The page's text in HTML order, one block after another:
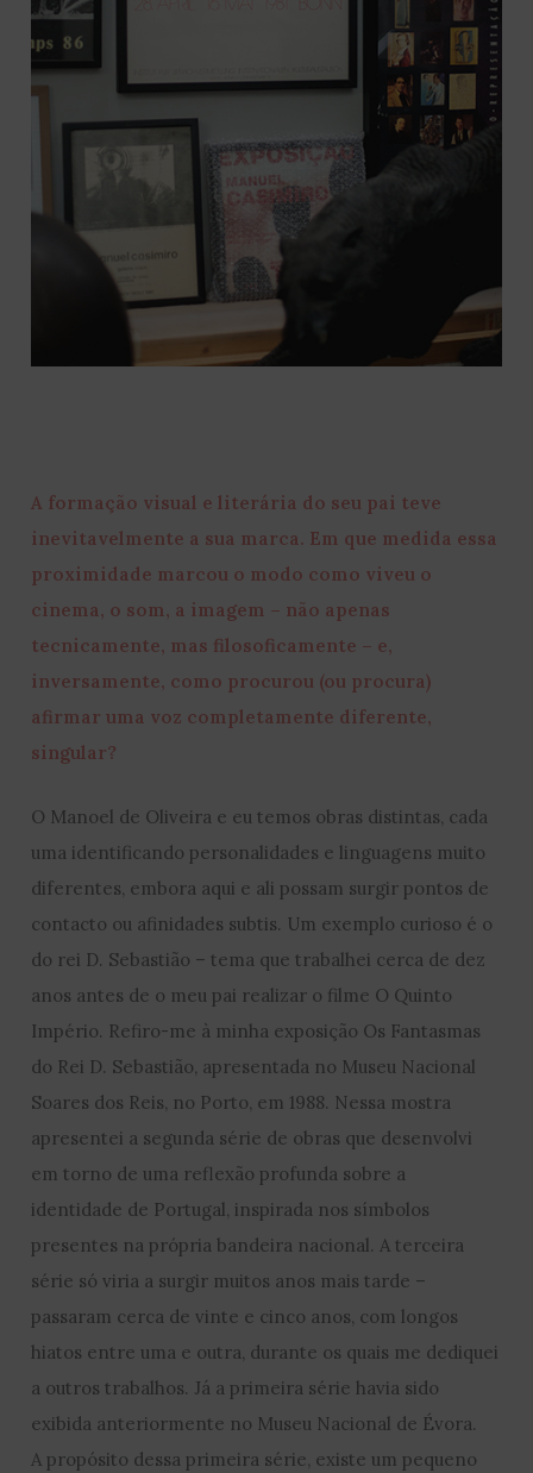
A formação visual e literária do seu pai teve
inevitavelmente a sua marca. Em que medida essa
proximidade marcou o modo como viveu o
cinema, o som, a imagem – não apenas
tecnicamente, mas filosoficamente – e,
inversamente, como procurou (ou procura)
afirmar uma voz completamente diferente,
singular?
O Manoel de Oliveira e eu temos obras distintas, cada
uma identificando personalidades e linguagens muito
diferentes, embora aqui e ali possam surgir pontos de
contacto ou afinidades subtis. Um exemplo curioso é o
do rei D. Sebastião – tema que trabalhei cerca de dez
anos antes de o meu pai realizar o filme O Quinto
Império. Refiro-me à minha exposição Os Fantasmas
do Rei D. Sebastião, apresentada no Museu Nacional
Soares dos Reis, no Porto, em 1988. Nessa mostra
apresentei a segunda série de obras que desenvolvi
em torno de uma reflexão profunda sobre a
identidade de Portugal, inspirada nos símbolos
presentes na própria bandeira nacional. A terceira
série só viria a surgir muitos anos mais tarde –
passaram cerca de vinte e cinco anos, com longos
hiatos entre uma e outra, durante os quais me dediquei
a outros trabalhos. Já a primeira série havia sido
exibida anteriormente no Museu Nacional de Évora.
A propósito dessa primeira série, existe um pequeno